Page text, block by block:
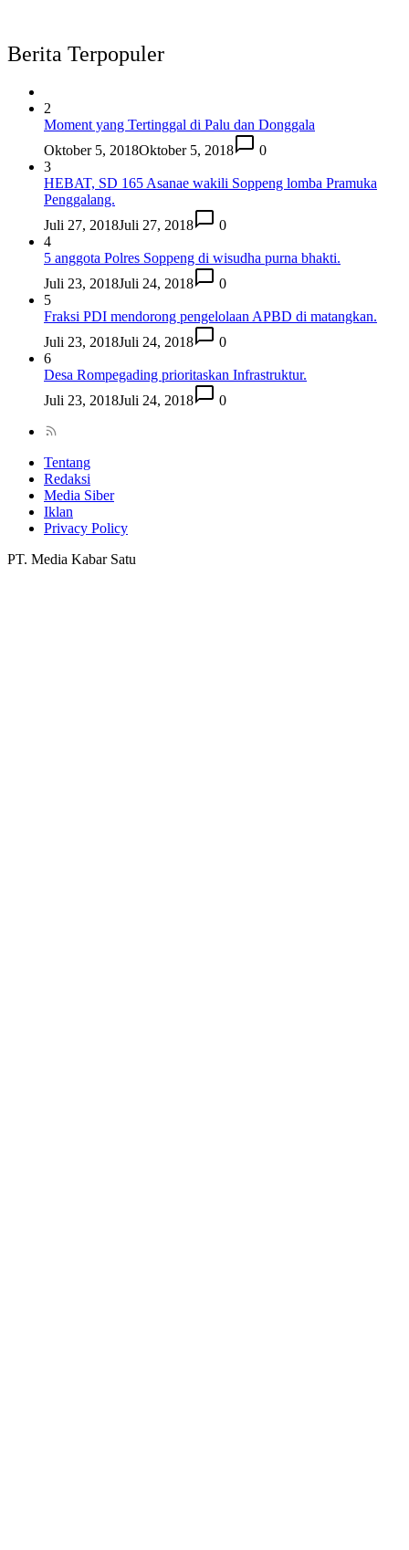
Berita Terpopuler
2
Moment yang Tertinggal di Palu dan Donggala
Oktober 5, 2018Oktober 5, 2018
0
3
HEBAT, SD 165 Asanae wakili Soppeng lomba Pramuka
Penggalang.
Juli 27, 2018Juli 27, 2018
0
4
5 anggota Polres Soppeng di wisudha purna bhakti.
Juli 23, 2018Juli 24, 2018
0
5
Fraksi PDI mendorong pengelolaan APBD di matangkan.
Juli 23, 2018Juli 24, 2018
0
6
Desa Rompegading prioritaskan Infrastruktur.
Juli 23, 2018Juli 24, 2018 0
Tentang
Redaksi
Media Siber
Iklan
Privacy Policy
PT. Media Kabar Satu